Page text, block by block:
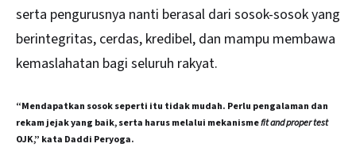
serta pengurusnya nanti berasal dari sosok-sosok yang
berintegritas, cerdas, kredibel, dan mampu membawa
kemaslahatan bagi seluruh rakyat.
“Mendapatkan sosok seperti itu tidak mudah. Perlu pengalaman dan
rekam jejak yang baik, serta harus melalui mekanismefit and proper test
OJK,” kata Daddi Peryoga.